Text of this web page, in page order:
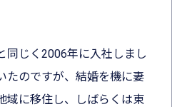
同じく2006年に入社しまし
たのですが、結婚を機に妻
域に移住し、しばらくは東